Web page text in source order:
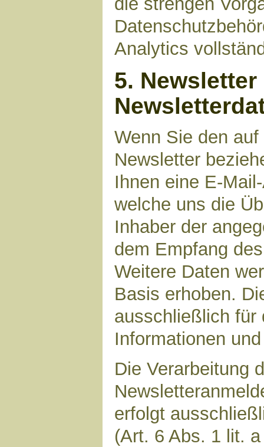
Analytics
5. Newsletter
Wenn Sie den
Newsletter
Ihnen eine E-
welche uns die
Inhaber der
dem Empfang
Weitere Daten
Basis erhoben.
ausschließlich für
Informationen
Die Verarbeitung
erfolgt
(Art. 6 Abs. 1 lit.